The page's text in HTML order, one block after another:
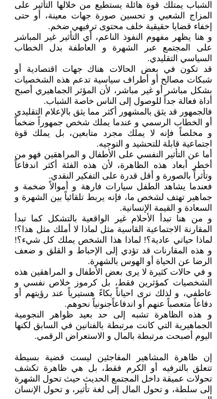
الشباب يمتلك قوة هائلة يستطيع من خلالها التأثير على
المزاج الشعبي و تحسين صورة جهات معينة، أو حتى
إخفاء قضايا حقيقية خلف محتوى ترفيهي ضخم.
و هنا يظهر مفهوم النفوذ الناعم، أي التأثير غير المباشر
على المجتمع عبر الشهرة و العاطفة بدل الخطاب
السياسي التقليدي.
قد تكون في بعض الحالات هناك جهات اقتصادية أو
شبكات مصالح أو أطراف سياسية تدعم هذه الشخصيات
بشكل مباشر أو غير مباشر، لأن المؤثر الجماهيري أصبح
أداة فعالة جداً للوصول إلى الناس خاصة الشباب.
فالجمهور قد يثق بالمشهور أكثر مما يثق بالإعلام التقليدي
أو الخطاب الرسمي و عندما يملك شخص جمهوراً ضخماً
و مخلصاً فإنه لا يملك مجرد متابعين، بل يملك قوة
اجتماعية قابلة للتحشيد و التوجيه.
أما عن التأثير النفسي على الأطفال و المراهقين فهو من
أخطر أبعاد هذه الظاهرة، لأن هذه الفئة أكثر اندفاعاً
وتأثراً بالصورة و أقل قدرة على التفكير النقدي.
فعندما يشاهد الطفل سيارات فارهة و أموالاً ضخمة و
جماهير تهتف لشخص ما، فإنه يربط تلقائياً بين الشهرة و
السعادة و القيمة الإنسانية.
و من هنا تبدأ الأحلام غير الواقعية بالتشكل كما تبدأ
المقارنة الاجتماعية القاسية مثل لماذا لا أملك مثل هذا؟!
لماذا حياتي عادية؟! لماذا هذا الشخص يملك كل شيء؟!
و هذه المقارنات قد تؤدي إلى الإحباط و القلق و ضعف
الرضا عن الحياة أو الهوس بالشهرة.
و في حالات كثيرة لا يرى بعض الأطفال و المراهقين هذه
الشخصيات كمؤثرين فقط، بل كرموز خلاص نفسي و
عاطفي، و لذلك نرى احياناً بكاءً هستيرياً عند رؤيتهم أو
دفاعاً متعصباً عنهم أو اندفاعاًجنونياً نحوهم.
و هذه الظاهرة تشبه إلى حد بعيد ظواهر النجومية
الجماهيرية التي كانت مرتبطة بالفنانين في السابق لكنها
اليوم أصبحت مرتبطة بالمال و الاستعراض الرقمي.
إن ظاهرة المشاهير المفاجئين ليست قضية بسيطة
تتعلق بالترفيه أو الكرم فقط، بل هي ظاهرة تكشف
تحولات عميقة داخل المجتمع الحديث حيث تحول الشهرة
إلى سلطة، و تحول المال إلى لغة تأثير، و تحول الإنسان